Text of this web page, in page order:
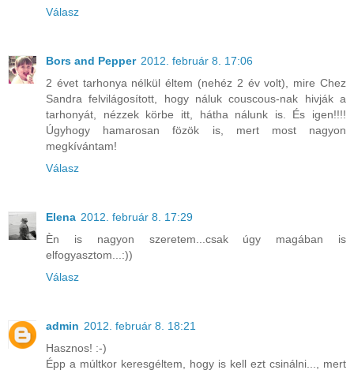
Válasz
Bors and Pepper 2012. február 8. 17:06
2 évet tarhonya nélkül éltem (nehéz 2 év volt), mire Chez
Sandra felvilágosított, hogy náluk couscous-nak hivják a
tarhonyát, nézzek körbe itt, hátha nálunk is. És igen!!!!
Úgyhogy hamarosan fözök is, mert most nagyon
megkívántam!
Válasz
Elena 2012. február 8. 17:29
Èn is nagyon szeretem...csak úgy magában is
elfogyasztom...:))
Válasz
admin 2012. február 8. 18:21
Hasznos! :-)
Épp a múltkor keresgéltem, hogy is kell ezt csinálni..., mert